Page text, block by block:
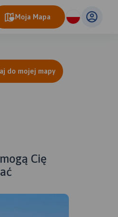
Moja Mapa
do mojej mapy
Cię